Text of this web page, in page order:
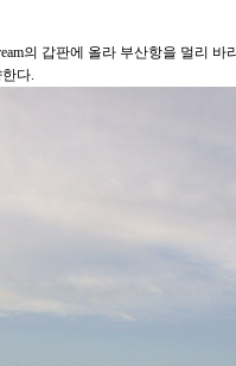
의 갑판에 올라 부산항을 멀리 바
다.